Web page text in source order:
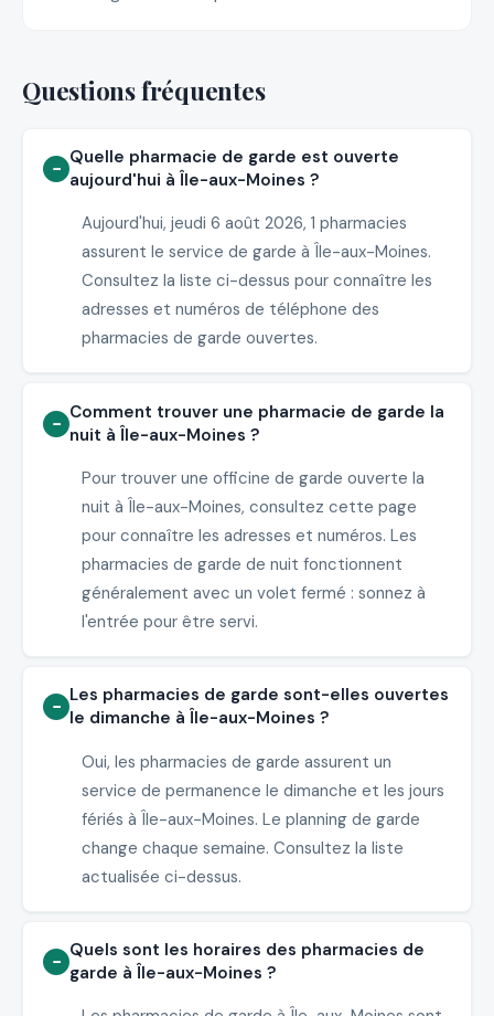
Questions fréquentes
Quelle pharmacie de garde est ouverte
aujourd'hui à Île-aux-Moines ?
Aujourd'hui, jeudi 6 août 2026, 1 pharmacies
assurent le service de garde à Île-aux-Moines.
Consultez la liste ci-dessus pour connaître les
adresses et numéros de téléphone des
pharmacies de garde ouvertes.
Comment trouver une pharmacie de garde la
nuit à Île-aux-Moines ?
Pour trouver une officine de garde ouverte la
nuit à Île-aux-Moines, consultez cette page
pour connaître les adresses et numéros. Les
pharmacies de garde de nuit fonctionnent
généralement avec un volet fermé : sonnez à
l'entrée pour être servi.
Les pharmacies de garde sont-elles ouvertes
le dimanche à Île-aux-Moines ?
Oui, les pharmacies de garde assurent un
service de permanence le dimanche et les jours
fériés à Île-aux-Moines. Le planning de garde
change chaque semaine. Consultez la liste
actualisée ci-dessus.
Quels sont les horaires des pharmacies de
garde à Île-aux-Moines ?